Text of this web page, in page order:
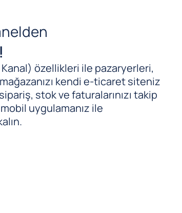
özellikleri ile pazaryerleri,
kendi e-ticaret siteniz
stok ve faturalarınızı takip
uygulamanız ile